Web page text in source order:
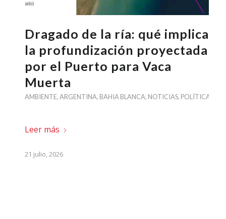
Dragado de la ría: qué implica
la profundización proyectada
por el Puerto para Vaca
Muerta
AMBIENTE,ARGENTINA, BAHIA BLANCA, NOTICIAS, POLÍTICA
Leer más
21 julio, 2026